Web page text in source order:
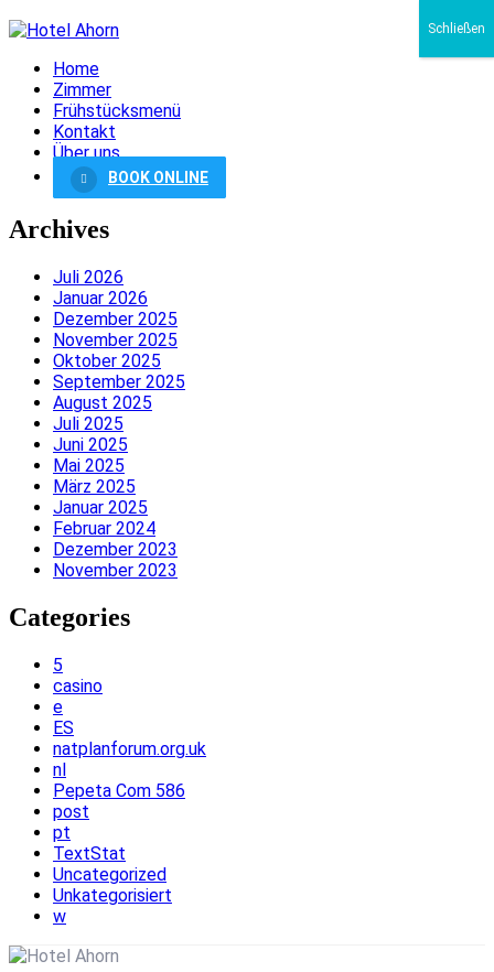
Home
Zimmer
Frühstücksmenü
Kontakt
Über uns
BOOK ONLINE
Archives
Juli 2026
Januar 2026
Dezember 2025
November 2025
Oktober 2025
September 2025
August 2025
Juli 2025
Juni 2025
Mai 2025
März 2025
Januar 2025
Februar 2024
Dezember 2023
November 2023
Categories
5
casino
e
ES
natplanforum.org.uk
nl
Pepeta Com 586
post
pt
TextStat
Uncategorized
Unkategorisiert
w
Schließen